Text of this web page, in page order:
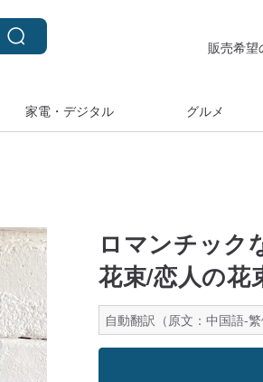
販売希望
家電・デジタル グルメ
ロマンチック
花束/恋人の花
自動翻訳（原文：中国語-繁